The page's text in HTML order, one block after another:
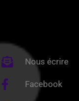
Nous écrire
Facebook